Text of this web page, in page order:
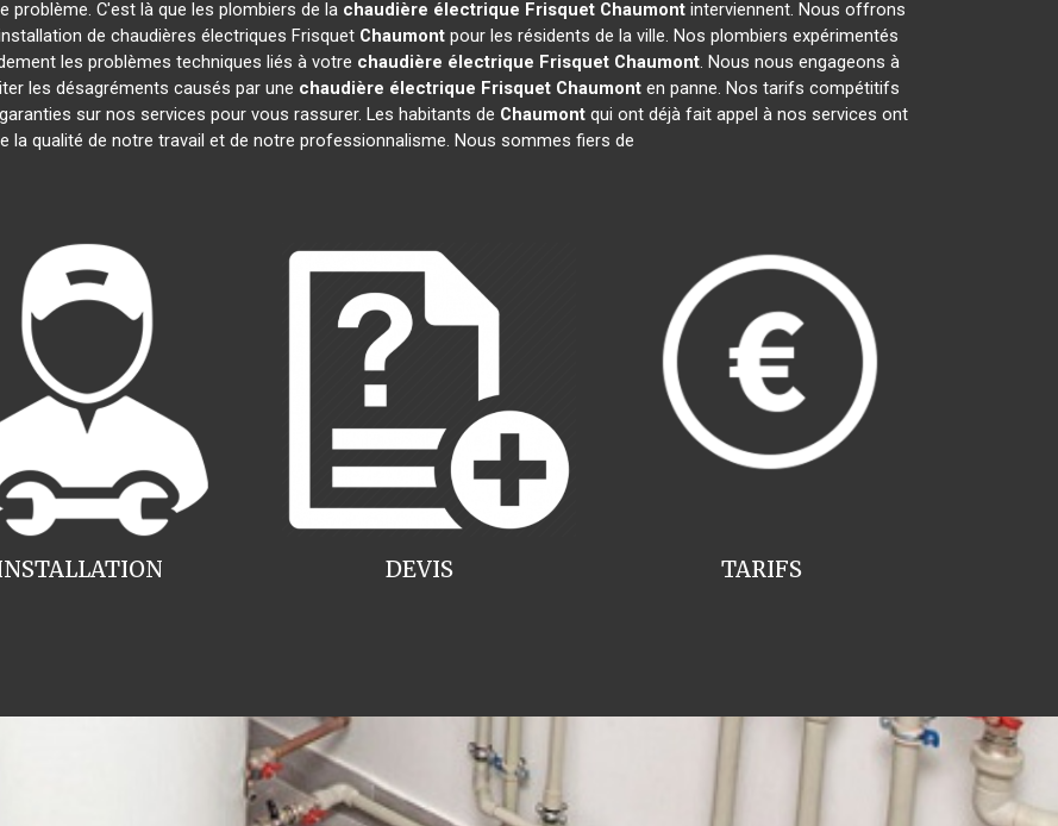
problème. C'est là que les plombiers de la chaudière électrique Frisquet Chaumontinterviennent. Nous offrons
de chaudières électriques Frisquet Chaumontpour les résidents de la ville. Nos plombiers expérimentés
les problèmes techniques liés à votre chaudière électrique Frisquet Chaumont. Nous nous engageons à
les désagréments causés par une chaudière électrique Frisquet Chaumonten panne. Nos tarifs compétitifs
sur nos services pour vous rassurer. Les habitants de Chaumontqui ont déjà fait appel à nos services ont
la qualité de notre travail et de notre professionnalisme. Nous sommes fiers de
TARIFS
DEVIS